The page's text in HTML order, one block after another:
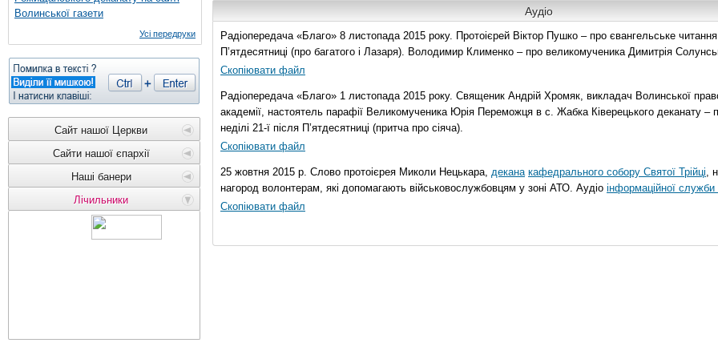
Волинської газети
Усі передруки
Сайт нашої Церкви
Сайти нашої єпархії
Наші банери
Лічильники
Аудіо
Радіопередача «Благо» 8 листопада 2015 року. Протоієрей Віктор Пушко – про євангельське читання
П’ятдесятниці (про багатого і Лазаря). Володимир Клименко – про великомученика Димитрія
Скопіювати файл
Радіопередача «Благо» 1 листопада 2015 року. Священик Андрій Хромяк, викладач Волинської
академії, настоятель парафії Великомученика Юрія Переможця в с. Жабка Ківерецького деканату –
неділі 21-ї після П’ятдесятниці (притча про сіяча).
Скопіювати файл
25 жовтня 2015 р. Слово протоієрея Миколи Нецькара, декана кафедрального собору Святої Трійці,
нагород волонтерам, які допомагають військовослужбовцям у зоні АТО. Аудіо інформаційної служби
Скопіювати файл